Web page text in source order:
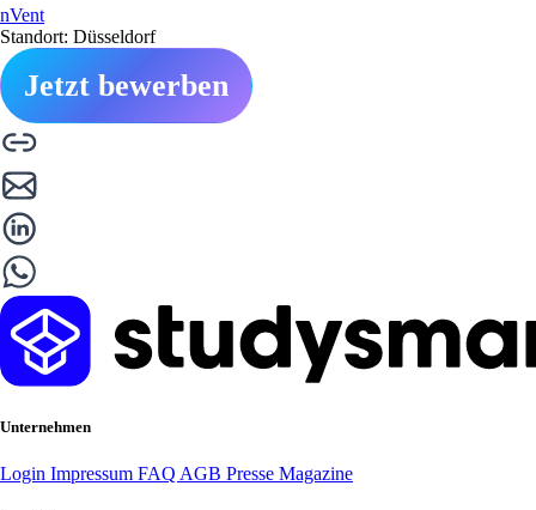
nVent
Standort: Düsseldorf
Jetzt bewerben
Unternehmen
Login Impressum FAQ AGB Presse Magazine